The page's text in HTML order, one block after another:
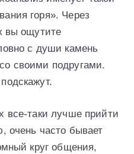
горя». Через
вы ощутите
с души камень
своими подругами.
все-таки лучше прийти
очень часто бывает
круг общения,